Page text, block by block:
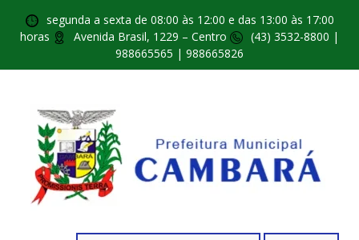
segunda a sexta de 08:00 às 12:00 e das 13:00 às 17:00
horas
Avenida Brasil, 1229 – Centro
(43) 3532-8800 |
988665565 | 988665826